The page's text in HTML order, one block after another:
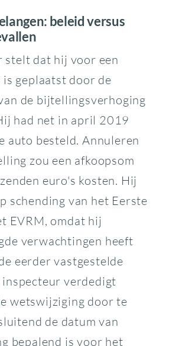
beleid versus
stelt dat hij voor een
geplaatst door de
de bijtellingsverhoging
had net in april 2019
auto besteld. Annuleren
zou een afkoopsom
euro's kosten. Hij
schending van het Eerste
EVRM, omdat hij
verwachtingen heeft
eerder vastgestelde
verdedigt
wetswijziging door te
de datum van
bepalend is voor het